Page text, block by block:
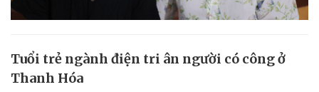
Tuổi trẻ ngành điện tri ân người có công ở
Thanh Hóa